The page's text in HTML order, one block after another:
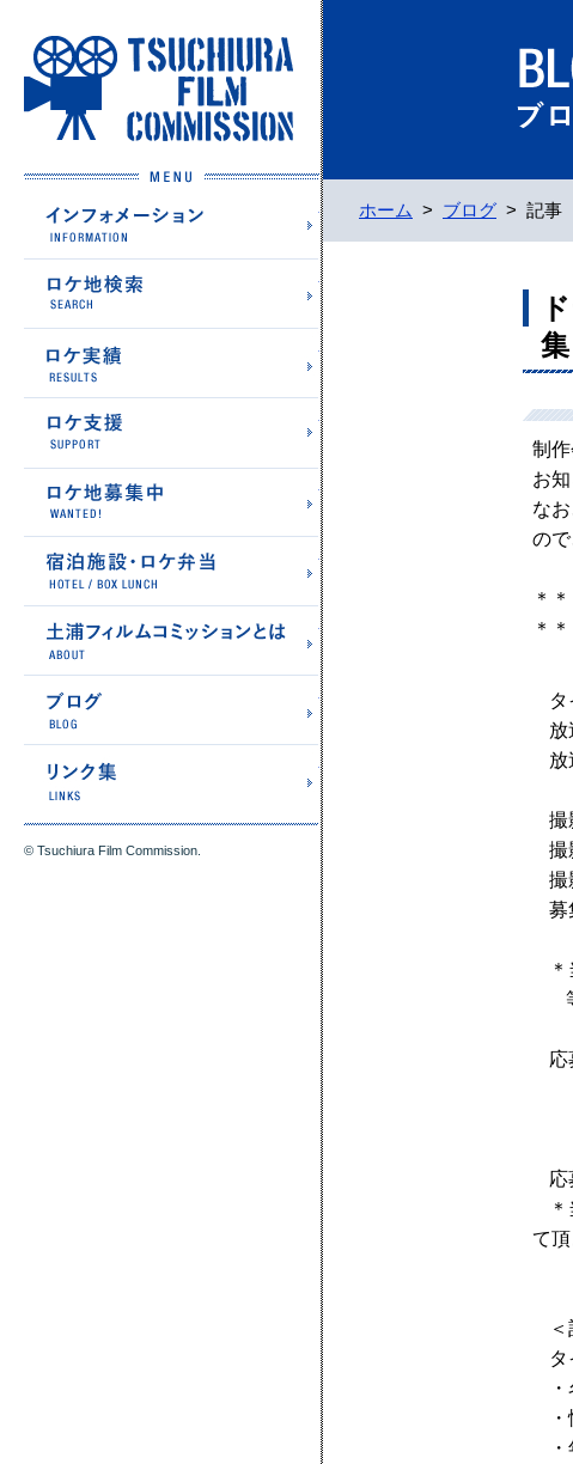
土浦フィルムコミッションホー
インフォメーション
ロケ地検索
ロケ実績
ロケ支援
ロケ地募集中
宿泊施設・ロケ弁当
土浦フィルムコミッションと
ブログ
リンク集
© Tsuchiura Film Commission.
ホーム > ブログ > 記事
制
お知
な
の
＊
＊
て頂